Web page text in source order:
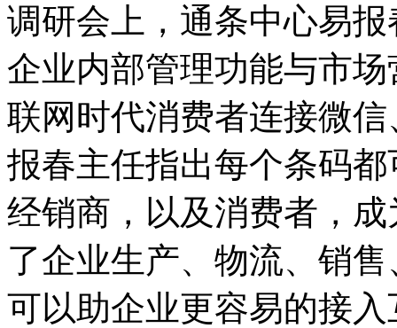
调研会上，通条中心易
企业内部管理功能与市
联网时代消费者连接微
报春主任指出每个条码
经销商，以及消费者，
了企业生产、物流、销
可以助企业更容易的接